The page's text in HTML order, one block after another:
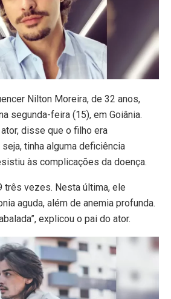
Nilton Moreira, de 32 anos,
segunda-feira (15), em Goiânia.
disse que o filho era
tinha alguma deficiência
às complicações da doença.
três vezes. Nesta última, ele
aguda, além de anemia profunda.
explicou o pai do ator.